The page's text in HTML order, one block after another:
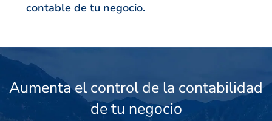
contable de tu negocio.
Aumenta el control de la contabilidad
de tu negocio